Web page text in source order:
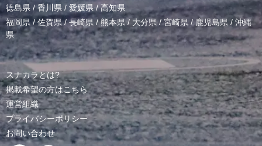
徳島県 /香川県 / 愛媛県/高知県
福岡県/佐賀県/長崎県 /熊本県/ 大分県/宮崎県 /鹿児島県 / 沖縄
県
スナカラとは?
掲載希望の方はこちら
運営組織
プライバシーポリシー
お問い合わせ